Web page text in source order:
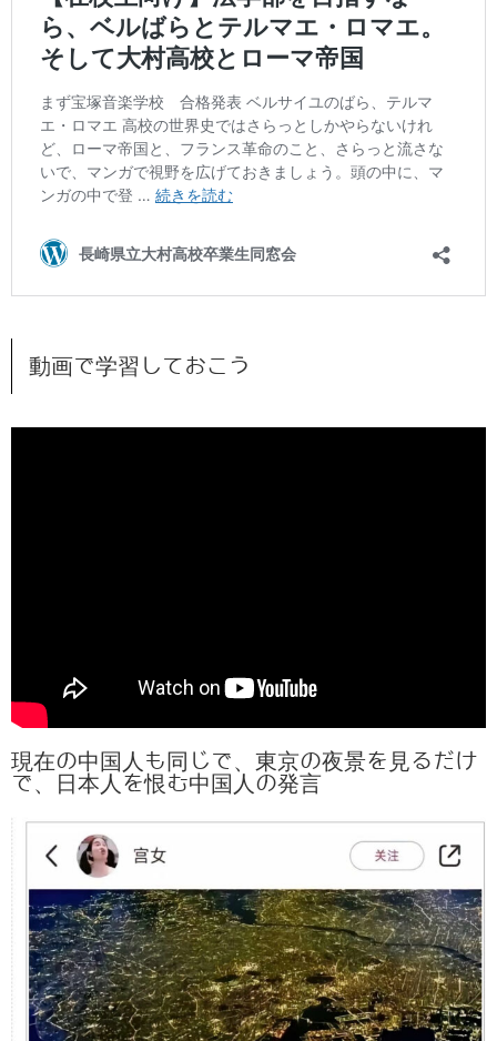
動画で学習しておこう
現在の中国人も同じで、東京の夜景を見るだけ
で、日本人を恨む中国人の発言